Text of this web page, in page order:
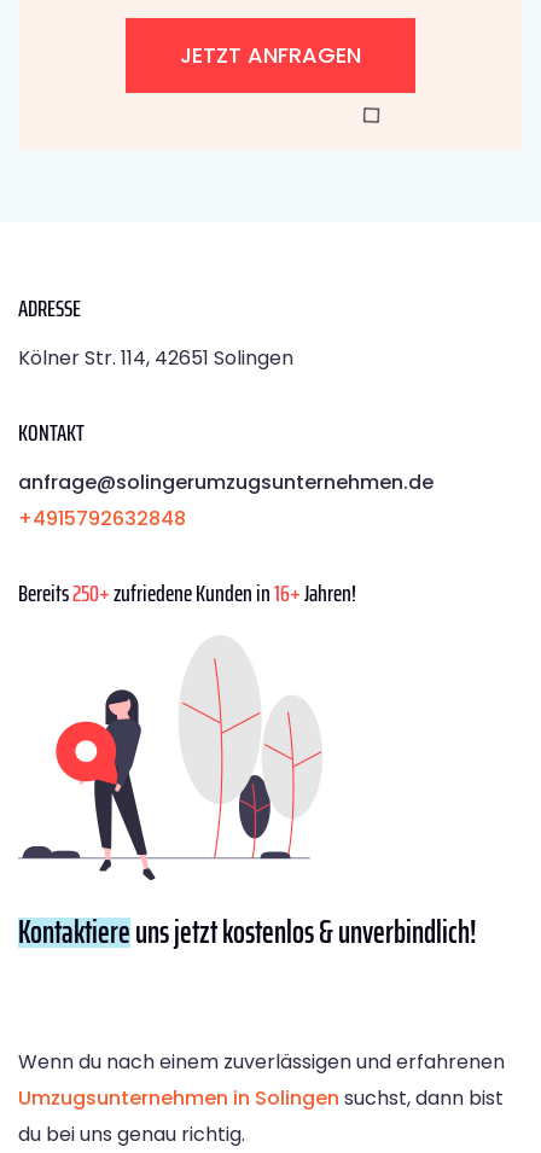
JETZT ANFRAGEN
ADRESSE
Kölner Str. 114, 42651 Solingen
KONTAKT
anfrage@solingerumzugsunternehmen.de
+4915792632848
Bereits250+zufriedene Kunden in16+Jahren!
Kontaktiereuns jetzt kostenlos & unverbindlich!
Wenn du nach einem zuverlässigen und erfahrenen
Umzugsunternehmen in Solingen suchst, dann bist
du bei uns genau richtig.